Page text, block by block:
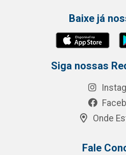
Baixe já
Siga nossas
Onde
Fale